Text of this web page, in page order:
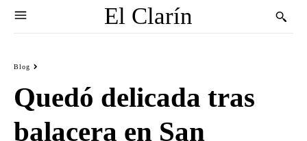
El Clarín
Blog
Quedó delicada tras
balacera en San